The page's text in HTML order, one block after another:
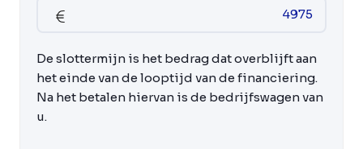
De slottermijn is het bedrag dat overblijft aan
het einde van de looptijd van de financiering.
Na het betalen hiervan is de bedrijfswagen van
u.